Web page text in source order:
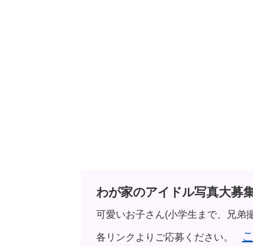
わが家のアイドル写真大募
可愛いお子さん(小学生まで、兄弟
各リンクよりご応募ください。